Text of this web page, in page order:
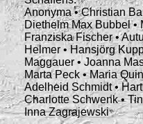
Anonyma • Christian
Diethelm Max Bubbel •
Franziska Fischer •
Helmer • Hansjörg
Maggauer • Joanna
Marta Peck • Maria
Adelheid Schmidt •
Charlotte Schwenk •
Inna Zagrajewski